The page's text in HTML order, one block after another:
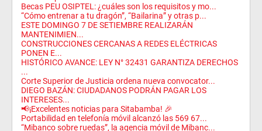
Becas PEU OSIPTEL: ¿cuáles son los requisitos y mo...
“Cómo entrenar a tu dragón”, “Bailarina” y otras p...
ESTE DOMINGO 7 DE SETIEMBRE REALIZARÁN
MANTENIMIEN...
CONSTRUCCIONES CERCANAS A REDES ELÉCTRICAS
PONEN E...
HISTÓRICO AVANCE: LEY N° 32431 GARANTIZA DERECHOS
...
Corte Superior de Justicia ordena nueva convocator...
DIEGO BAZÁN: CIUDADANOS PODRÁN PAGAR LOS
INTERESES...
📢¡Excelentes noticias para Sitabamba! 🎉
Portabilidad en telefonía móvil alcanzó las 569 67...
“Mibanco sobre ruedas”, la agencia móvil de Mibanc...